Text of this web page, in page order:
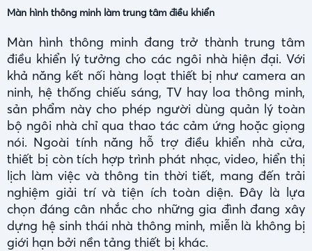
Màn hình thông minh làm trung tâm điều khiển
Màn hình thông minh đang trở thành trung tâm
điều khiển lý tưởng cho các ngôi nhà hiện đại. Với
khả năng kết nối hàng loạt thiết bị như camera an
ninh, hệ thống chiếu sáng, TV hay loa thông minh,
sản phẩm này cho phép người dùng quản lý toàn
bộ ngôi nhà chỉ qua thao tác cảm ứng hoặc giọng
nói. Ngoài tính năng hỗ trợ điều khiển nhà cửa,
thiết bị còn tích hợp trình phát nhạc, video, hiển thị
lịch làm việc và thông tin thời tiết, mang đến trải
nghiệm giải trí và tiện ích toàn diện. Đây là lựa
chọn đáng cân nhắc cho những gia đình đang xây
dựng hệ sinh thái nhà thông minh, miễn là không bị
giới hạn bởi nền tảng thiết bị khác.